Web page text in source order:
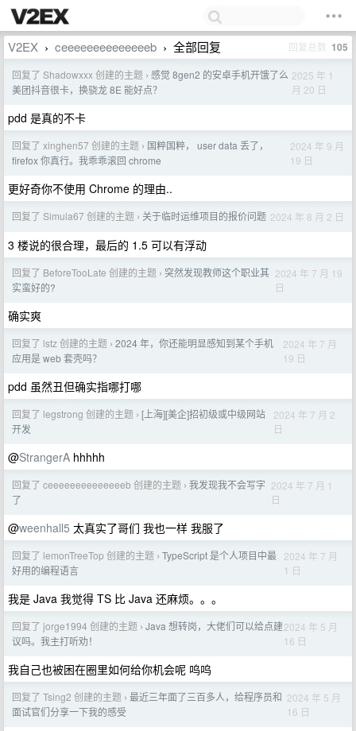
V2EX › ceeeeeeeeeeeeeeb › 全部回复 回复总数 105
回复了 Shadowxxx 创建的主题 › 感觉 8gen2 的安卓手机开饿了么
美团抖音很卡，换骁龙 8E 能好点？
2025 年 1
月 20 日
pdd 是真的不卡
回复了 xinghen57 创建的主题 › 国粹国粹， user data 丢了，
firefox 你真行。我乖乖滚回 chrome
2024 年 9 月
19 日
更好奇你不使用 Chrome 的理由..
回复了 Simula67 创建的主题 › 关于临时运维项目的报价问题 2024 年 8 月 2 日
3 楼说的很合理，最后的 1.5 可以有浮动
回复了 BeforeTooLate 创建的主题 › 突然发现教师这个职业其
实蛮好的?
2024 年 7 月 19
日
确实爽
回复了 lstz 创建的主题 › 2024 年，你还能明显感知到某个手机
应用是 web 套壳吗？
2024 年 7 月
19 日
pdd 虽然丑但确实指哪打哪
回复了 legstrong 创建的主题 › [上海][美企]招初级或中级网站
开发
2024 年 7 月 2
日
@StrangerA hhhhh
回复了 ceeeeeeeeeeeeeeb 创建的主题 › 我发现我不会写字
了
2024 年 7 月 1
日
@weenhall5 太真实了哥们 我也一样 我服了
回复了 lemonTreeTop 创建的主题 › TypeScript 是个人项目中最
好用的编程语言
2024 年 7 月
1 日
我是 Java 我觉得 TS 比 Java 还麻烦。。。
回复了 jorge1994 创建的主题 › Java 想转岗，大佬们可以给点建
议吗。我主打听劝！
2024 年 5 月
16 日
我自己也被困在圈里如何给你机会呢 呜呜
回复了 Tsing2 创建的主题 › 最近三年面了三百多人，给程序员和
面试官们分享一下我的感受
2024 年 5 月
16 日